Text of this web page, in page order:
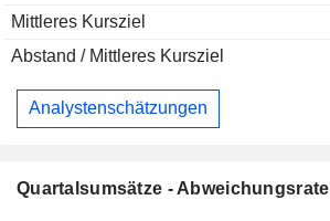
Mittleres Kursziel
Abstand / Mittleres Kursziel
Analystenschätzungen
Quartalsumsätze - Abweichungsrate